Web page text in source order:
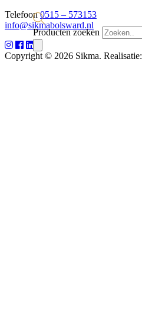
Producten zoeken
Telefoon0515 – 573153
info@sikmabolsward.nl
Copyright © 2026 Sikma. Realisatie: